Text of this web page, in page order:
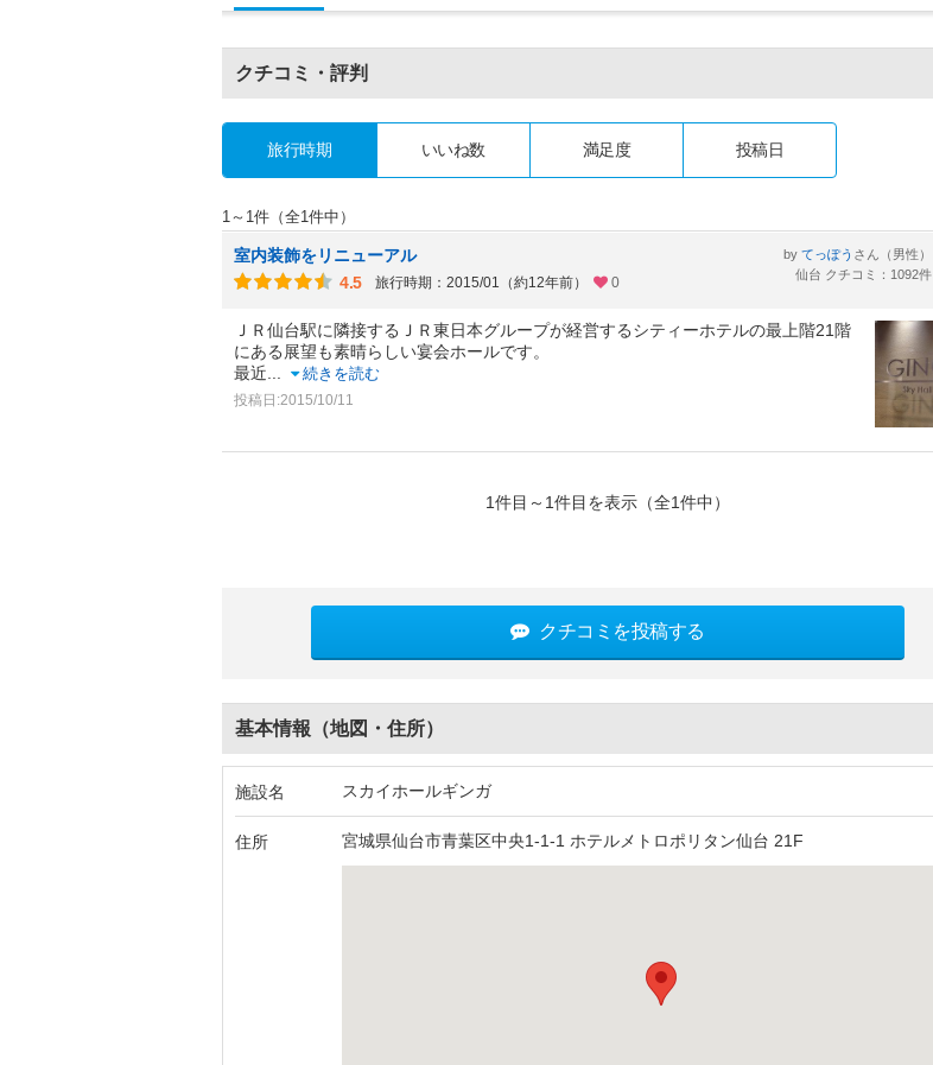
クチコミ・評判
旅行時期 いいね数 満足度 投稿日
1～1件（全1件中）
室内装飾をリニューアル
4.5
旅行時期：2015/01（約12年前） 0
by てっぽう さん（男性）
仙台 クチコミ：1092件
ＪＲ仙台駅に隣接するＪＲ東日本グループが経営するシティーホテルの最上階21階
にある展望も素晴らしい宴会ホールです。
最近
続きを読む
投稿日:2015/10/11
1件目～1件目を表示（全1件中）
クチコミを投稿する
基本情報（地図・住所）
施設名 スカイホールギンガ
住所 宮城県仙台市青葉区中央1-1-1 ホテルメトロポリタン仙台 21F